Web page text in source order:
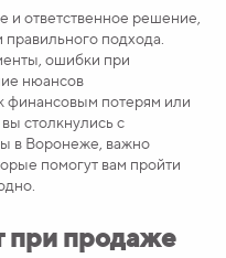
и ответственное решение,
подхода.
ошибки при
нюансов
финансовым потерям или
столкнулись с
в Воронеже, важно
помогут вам пройти
при продаже